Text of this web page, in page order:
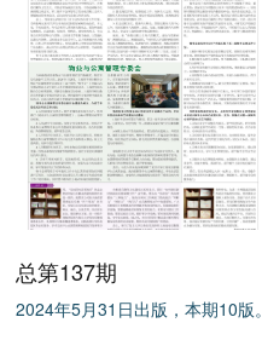
总第137期
2024年5月31日出版，本期10版。